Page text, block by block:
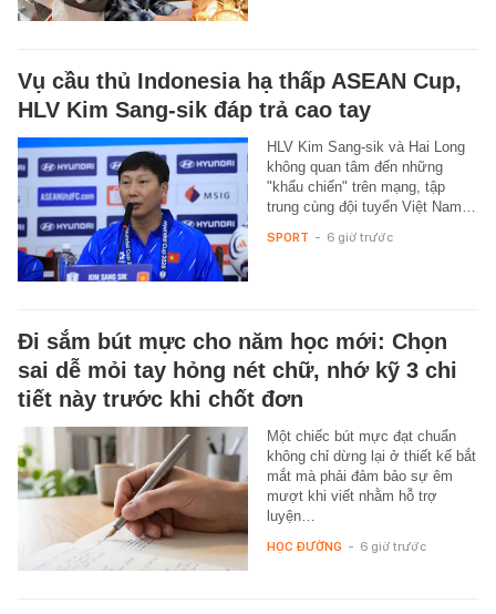
Vụ cầu thủ Indonesia hạ thấp ASEAN Cup,
HLV Kim Sang-sik đáp trả cao tay
HLV Kim Sang-sik và Hai Long
không quan tâm đến những
"khẩu chiến" trên mạng, tập
trung cùng đội tuyển Việt Nam…
SPORT - 6 giờ trước
Đi sắm bút mực cho năm học mới: Chọn
sai dễ mỏi tay hỏng nét chữ, nhớ kỹ 3 chi
tiết này trước khi chốt đơn
Một chiếc bút mực đạt chuẩn
không chỉ dừng lại ở thiết kế bắt
mắt mà phải đảm bảo sự êm
mượt khi viết nhằm hỗ trợ
luyện…
HỌC ĐƯỜNG - 6 giờ trước